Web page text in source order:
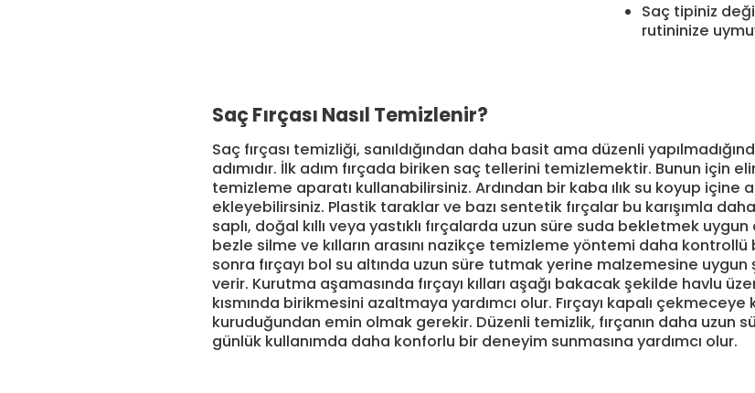
Saç tipiniz
rutininize
Saç Fırçası Nasıl Temizlenir?
Saç fırçası temizliği, sanıldığından daha basit ama düzenli
adımıdır. İlk adım fırçada biriken saç tellerini temizlemektir. Bunun için
temizleme aparatı kullanabilirsiniz. Ardından bir kaba ılık su koyup
ekleyebilirsiniz. Plastik taraklar ve bazı sentetik fırçalar bu karışımla
saplı, doğal kıllı veya yastıklı fırçalarda uzun süre suda bekletmek
bezle silme ve kılların arasını nazikçe temizleme yöntemi daha
sonra fırçayı bol su altında uzun süre tutmak yerine malzemesine
verir. Kurutma aşamasında fırçayı kılları aşağı bakacak şekilde havlu
kısmında birikmesini azaltmaya yardımcı olur. Fırçayı kapalı
kuruduğundan emin olmak gerekir. Düzenli temizlik, fırçanın daha uzun
günlük kullanımda daha konforlu bir deneyim sunmasına yardımcı olur.